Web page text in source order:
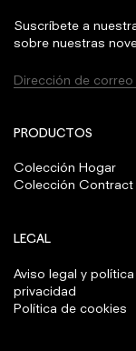
Suscríbete a
sobre nuestras
PRODUCTOS
Colección Hogar
Colección Contract
LEGAL
Aviso legal y
privacidad
Política de cookies